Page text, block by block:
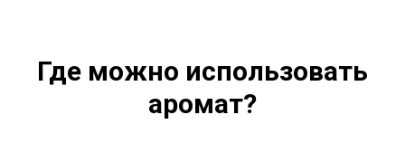
Где можно использовать
аромат?